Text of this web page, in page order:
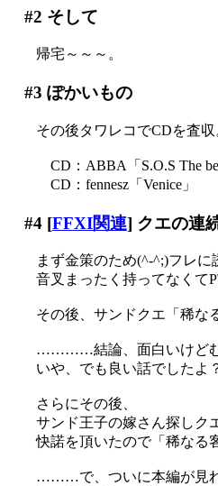
#2 そして
帰宅～～～。
#3 ぽかいもの
その後タワレコでCDを査収
CD：ABBA「S.O.S The
CD：fennesz「Venice」
#4[FFXI関連] クエの連
まず金策のため(^-^;)フレ
音叉まったく持ってなくて
その後、サンドクエ「稀
…………結論、面白いけどむ
いや、でも良い話でしたよ
さらにその後、
サンド王子の嫁さん探しク
快諾を頂いたので「稀なる
………で、ついに本編が見れ